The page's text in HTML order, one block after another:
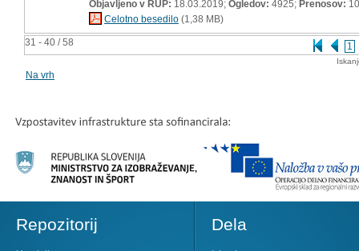
31 - 40 / 58 1
Objavljeno v RUP: 18.03.2019; Ogledov: 4925; Prenosov:
Celotno besedilo (1,38 MB)
Na vrh
Repozitorij Dela